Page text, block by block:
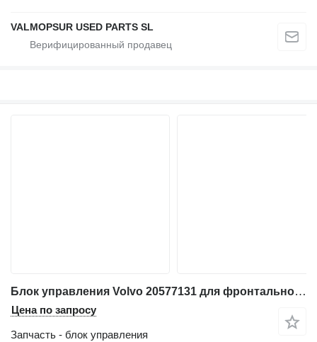
VALMOPSUR USED PARTS SL
Блок управления Volvo 20577131 для фронтального погрузчика Volvo L180E, L150E, L220E, EC460B, EC360B, EC330B, A40D. A35D, A30D, A25D
Цена по запросу
Запчасть - блок управления